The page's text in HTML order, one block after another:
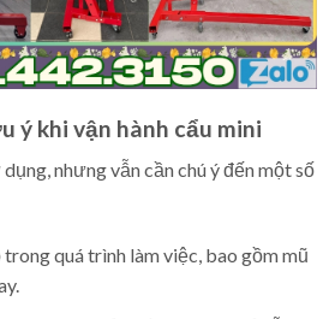
ý khi vận hành cẩu mini
nhưng vẫn cần chú ý đến một số
trong quá trình làm việc, bao gồm mũ